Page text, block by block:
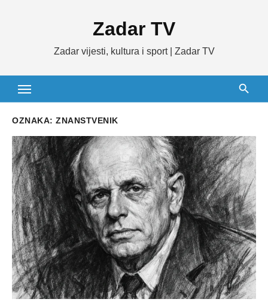
Zadar TV
Zadar vijesti, kultura i sport | Zadar TV
OZNAKA: ZNANSTVENIK